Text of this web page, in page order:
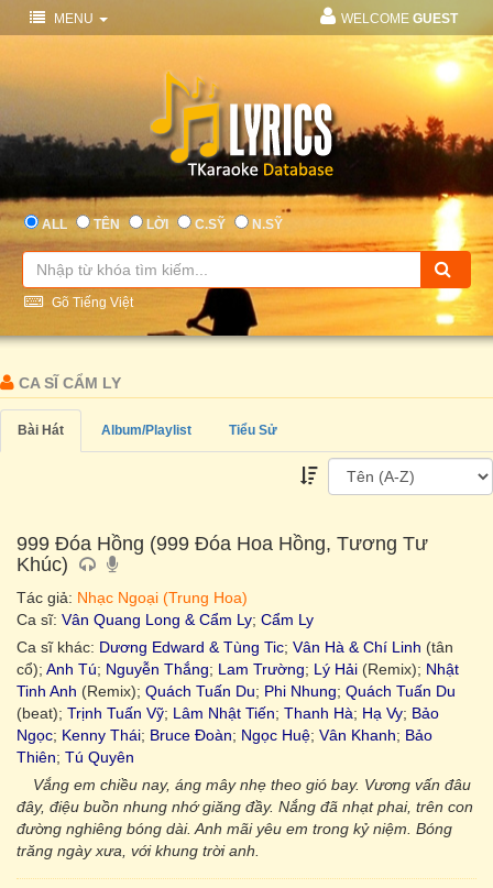
MENU WELCOME GUEST
ALL TÊN LỜI C.SỸ N.SỸ
Gõ Tiếng Việt
CA SĨ CẨM LY
Bài Hát Album/Playlist Tiểu Sử
999 Đóa Hồng (999 Đóa Hoa Hồng, Tương Tư
Khúc)
Tác giả: Nhạc Ngoại (Trung Hoa)
Ca sĩ: Vân Quang Long & Cẩm Ly; Cẩm Ly
Ca sĩ khác: Dương Edward & Tùng Tic; Vân Hà & Chí Linh (tân
cổ); Anh Tú; Nguyễn Thắng; Lam Trường; Lý Hải (Remix); Nhật
Tinh Anh (Remix); Quách Tuấn Du; Phi Nhung; Quách Tuấn Du
(beat); Trịnh Tuấn Vỹ; Lâm Nhật Tiến; Thanh Hà; Hạ Vy; Bảo
Ngọc; Kenny Thái; Bruce Đoàn; Ngọc Huệ; Vân Khanh; Bảo
Thiên; Tú Quyên
Vắng em chiều nay, áng mây nhẹ theo gió bay. Vương vấn đâu
đây, điệu buồn nhung nhớ giăng đầy. Nắng đã nhạt phai, trên con
đường nghiêng bóng dài. Anh mãi yêu em trong kỷ niệm. Bóng
trăng ngày xưa, với khung trời anh.